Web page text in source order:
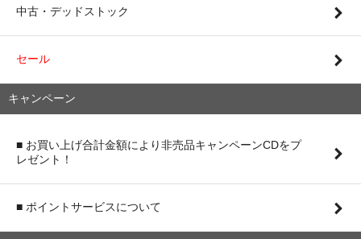
中古・デッドストック
セール
キャンペーン
■ お買い上げ合計金額により非売品キャンペーンCDをプ
レゼント！
■ ポイントサービスについて